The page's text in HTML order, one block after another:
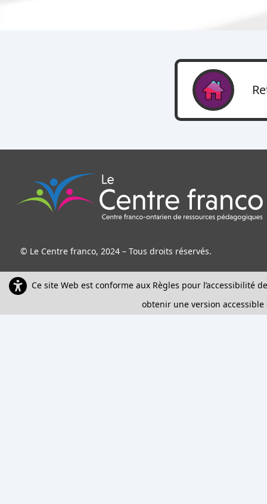
© Le Centre franco, 2024 – Tous droits réservés.
Ce site Web est conforme aux Règles pour l’accessibilité
obtenir une version